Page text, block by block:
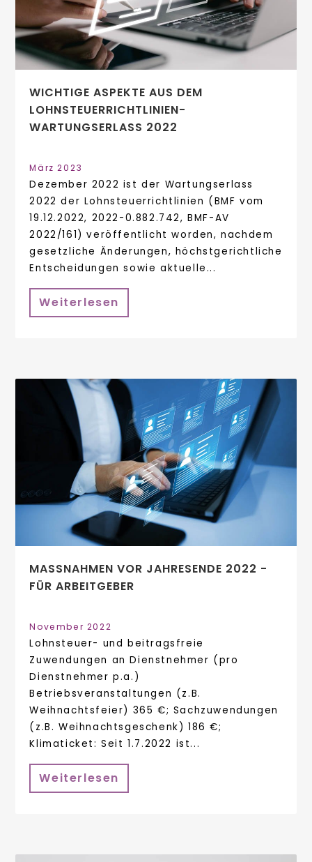
WICHTIGE ASPEKTE AUS DEM
LOHNSTEUERRICHTLINIEN-
WARTUNGSERLASS 2022
März 2023
Dezember 2022 ist der Wartungserlass
2022 der Lohnsteuerrichtlinien (BMF vom
19.12.2022, 2022-0.882.742, BMF-AV
2022/161) veröffentlicht worden, nachdem
gesetzliche Änderungen, höchstgerichtliche
Entscheidungen sowie aktuelle...
Weiterlesen
MASSNAHMEN VOR JAHRESENDE 2022 - F
ÜR ARBEITGEBER
November 2022
Lohnsteuer- und beitragsfreie
Zuwendungen an Dienstnehmer (pro
Dienstnehmer p.a.)
Betriebsveranstaltungen (z.B.
Weihnachtsfeier) 365 €; Sachzuwendungen
(z.B. Weihnachtsgeschenk) 186 €;
Klimaticket: Seit 1.7.2022 ist...
Weiterlesen